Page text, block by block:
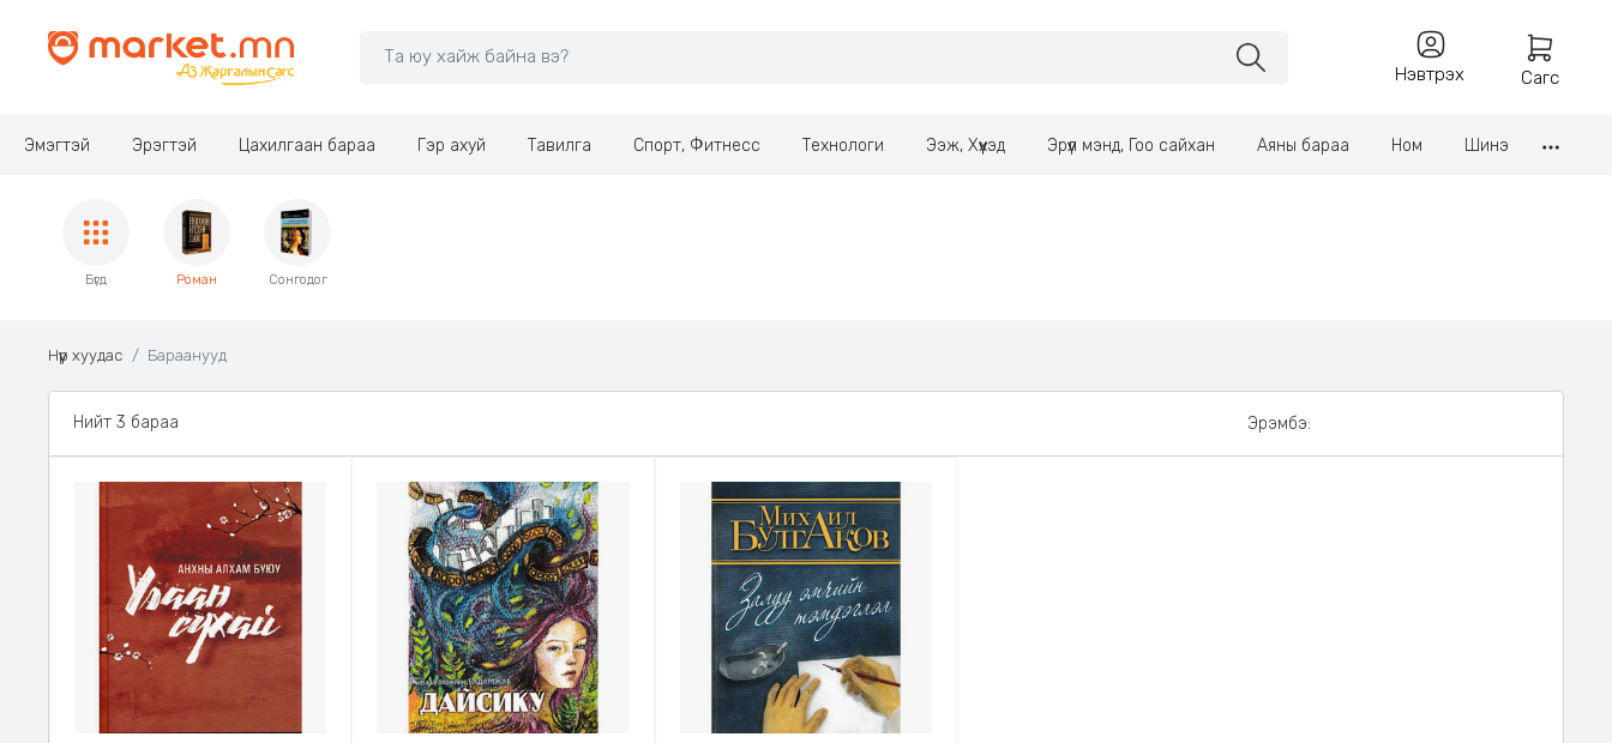
Нэвтрэх Сагс
Эмэгтэй Эрэгтэй Цахилгаан бараа Гэр ахуй Тавилга Спорт, Фитнесс Технологи Ээж, Хүүхэд Эрүүл мэнд, Гоо сайхан Аяны бараа Ном Шинэ
Бүгд Роман Сонгодог
Нүүр хуудас Бараанууд
Нийт 3 бараа Эрэмбэ: